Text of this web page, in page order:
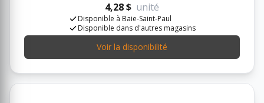
4,28 $ unité
Disponible à Baie-Saint-Paul
Disponible dans d'autres magasins
Voir la disponibilité